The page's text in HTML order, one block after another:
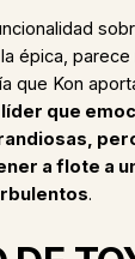
épica, parece
que Kon
que
a flote a
.